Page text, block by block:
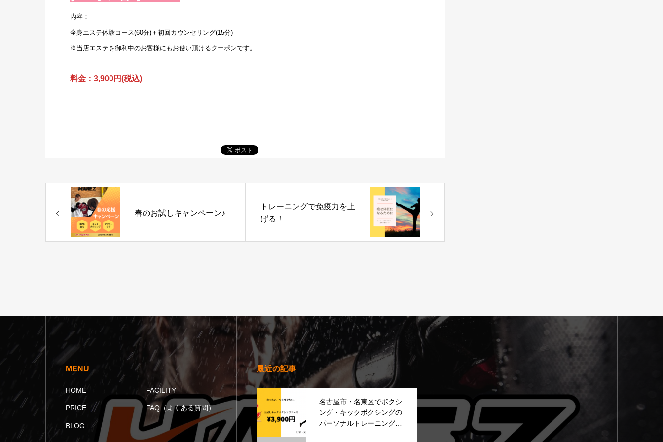
内容：
全身エステ体験コース(60分)＋初回カウンセリング(15分)
※当店エステを御利中のお客様にもお使い頂けるクーポンです。
料金：3,900円(税込)
春のお試しキャンペーン♪
トレーニングで免疫力を上
げる！
MENU
HOME FACILITY
PRICE FAQ（よくある質問）
BLOG
最近の記事
名古屋市・名東区でボクシ
ング・キックボクシングの
パーソナルトレーニングな